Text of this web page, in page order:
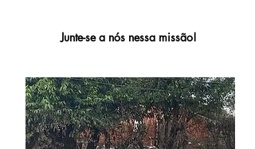
Junte-se a nós nessa missão!